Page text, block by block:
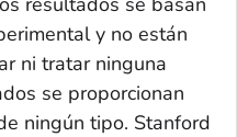
y no están
ni tratar ninguna
se proporcionan
ningún tipo. Stanford